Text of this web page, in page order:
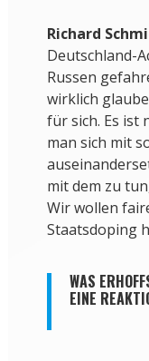
Richard
Deutschland-
Russen
wirklich
für sich. Es ist
man sich mit
mit dem zu
Wir wollen
Staatsdoping
WAS
EINE